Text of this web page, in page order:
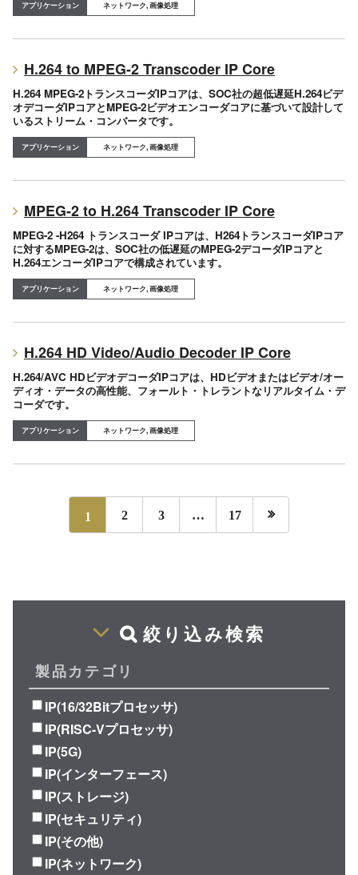
ネットワーク, 画像処理
H.264 to MPEG-2 Transcoder IP Core
H.264 MPEG-2トランスコーダIPコアは、SOC社の超低遅延H.264ビデ
オデコーダIPコアとMPEG-2ビデオエンコーダコアに基づいて設計して
いるストリーム・コンバータです。
ネットワーク, 画像処理
MPEG-2 to H.264 Transcoder IP Core
MPEG-2 -H264 トランスコーダ IPコアは、H264トランスコーダIPコア
に対するMPEG-2は、SOC社の低遅延のMPEG-2デコーダIPコアと
H.264エンコーダIPコアで構成されています。
ネットワーク, 画像処理
H.264 HD Video/Audio Decoder IP Core
H.264/AVC HDビデオデコーダIPコアは、HDビデオまたはビデオ/オー
ディオ・データの高性能、フォールト・トレラントなリアルタイム・デ
コーダです。
ネットワーク, 画像処理
1 2 3 … 17 
絞り込み検索
製品カテゴリ
IP(16/32Bitプロセッサ)
IP(RISC-Vプロセッサ)
IP(5G)
IP(インターフェース)
IP(ストレージ)
IP(セキュリティ)
IP(その他)
IP(ネットワーク)